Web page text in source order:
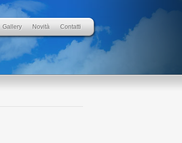
Gallery Novità Contatti